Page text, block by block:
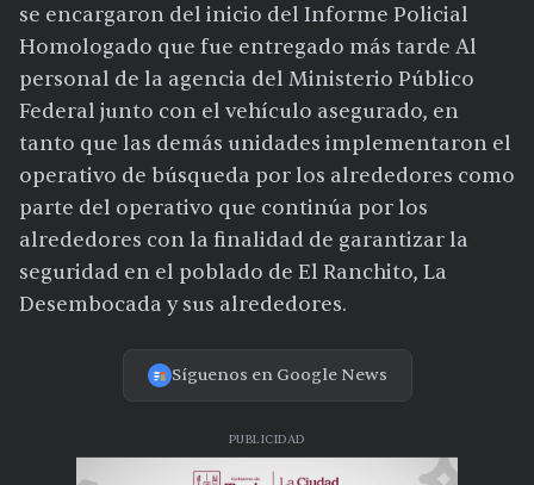
se encargaron del inicio del Informe Policial
Homologado que fue entregado más tarde Al
personal de la agencia del Ministerio Público
Federal junto con el vehículo asegurado, en
tanto que las demás unidades implementaron el
operativo de búsqueda por los alrededores como
parte del operativo que continúa por los
alrededores con la finalidad de garantizar la
seguridad en el poblado de El Ranchito, La
Desembocada y sus alrededores.
Síguenos en Google News
PUBLICIDAD